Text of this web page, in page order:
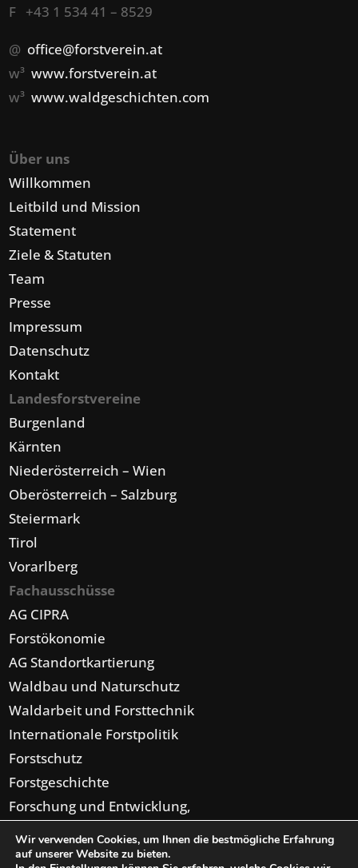
F +43 1 534 41 – 8529
@ office@forstverein.at
w³www.forstverein.at
w³www.waldgeschichten.com
Über uns
Willkommen
Leitbild und Mission
Statement
Ziele & Statuten
Team
Presse
Impressum
Datenschutz
Kontakt
Landesforstvereine
Burgenland
Kärnten
Niederösterreich – Wien
Oberösterreich – Salzburg
Steiermark
Tirol
Vorarlberg
Fachausschüsse
AG CIPRA
Forstökonomie
AG Standortkartierung
Waldbau und Naturschutz
Waldarbeit und Forsttechnik
Internationale Forstpolitik
Forstschutz
Forstgeschichte
Forschung und Entwicklung,
Digitalisierung
Wir verwenden Cookies, um Ihnen die bestmögliche Erfahrung
auf unserer Website zu bieten.